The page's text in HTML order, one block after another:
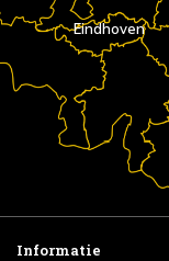
Eindhoven
Informatie